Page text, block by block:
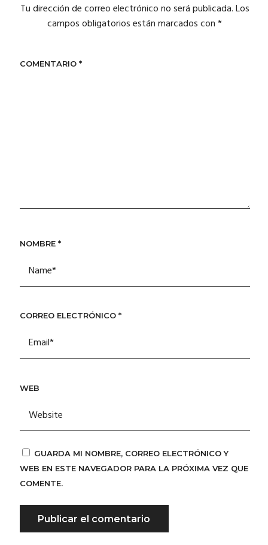
Tu dirección de correo electrónico no será publicada.Los
campos obligatorios están marcados con*
COMENTARIO *
NOMBRE *
CORREO ELECTRÓNICO *
WEB
GUARDA MI NOMBRE, CORREO ELECTRÓNICO Y
WEB EN ESTE NAVEGADOR PARA LA PRÓXIMA VEZ QUE
COMENTE.